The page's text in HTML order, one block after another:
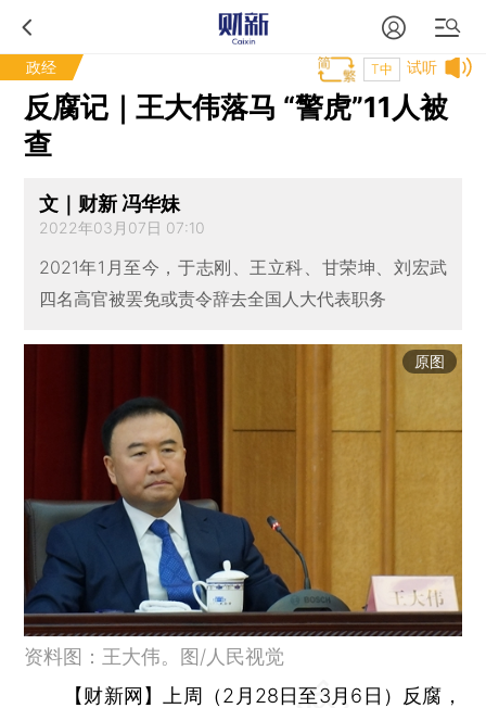
政经 试听
T中
反腐记｜王大伟落马 “警虎”11人被
查
文｜财新 冯华妹
2022年03月07日 07:10
2021年1月至今，于志刚、王立科、甘荣坤、刘宏武
四名高官被罢免或责令辞去全国人大代表职务
原图
资料图：王大伟。图/人民视觉
【财新网】
上周（2月28日至3月6日）反腐，